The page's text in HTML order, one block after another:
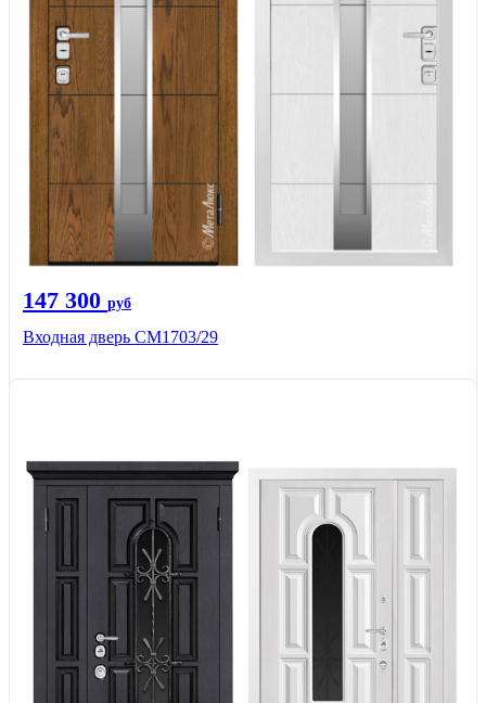
147 300 руб
Входная дверь СМ1703/29